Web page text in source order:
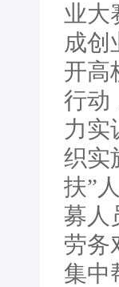
业大
成创
开高
行动
力实
织实
扶”
募人
劳务
集中